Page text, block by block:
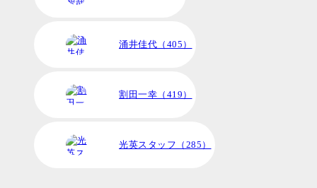
涌井佳代（405）
割田一幸（419）
光英スタッフ（285）